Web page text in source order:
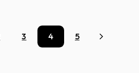
3 4 5 Suivant